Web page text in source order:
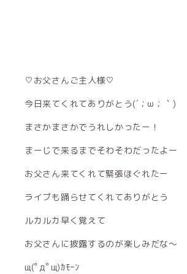
♡お父さんご主人様♡
今日来てくれてありがとう(´；ω；｀)
まさかまさかでうれしかったー！
まーじで来るまでそわそわだったよー
お父さん来てくれて緊張ほぐれたー
ライブも踊らせてくれてありがとう
ルカルカ早く覚えて
お父さんに披露するのが楽しみだな〜
щ(ﾟдﾟщ)ｶﾓｰﾝ